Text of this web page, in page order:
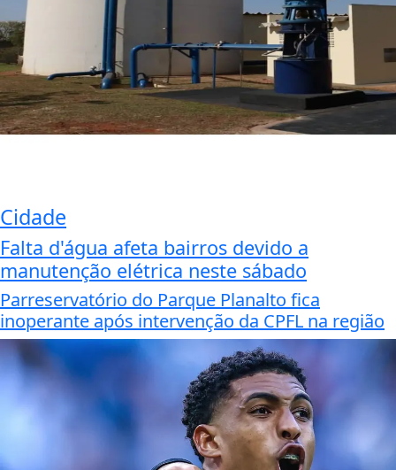
Cidade
Falta d'água afeta bairros devido a
manutenção elétrica neste sábado
Parreservatório do Parque Planalto fica
inoperante após intervenção da CPFL na região